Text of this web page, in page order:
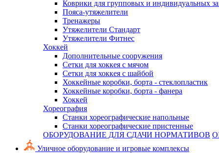
Коврики для групповых и индивидуальных
Пояса-утяжелители
Тренажеры
Утяжелители Стандарт
Утяжелители Фитнес
Хоккей
Дополнительные сооружения
Сетки для хоккея с мячом
Сетки для хоккея с шайбой
Хоккейные коробки, борта - стеклопластик
Хоккейные коробки, борта - фанера
Хоккей
Хореография
Станки хореографические напольные
Станки хореографические пристенные
ОБОРУДОВАНИЕ ДЛЯ СДАЧИ НОРМАТИВОВ
Уличное оборудование и игровые комплексы